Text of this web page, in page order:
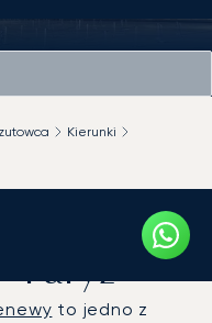
Kierunki
na
Paryż
to jedno z